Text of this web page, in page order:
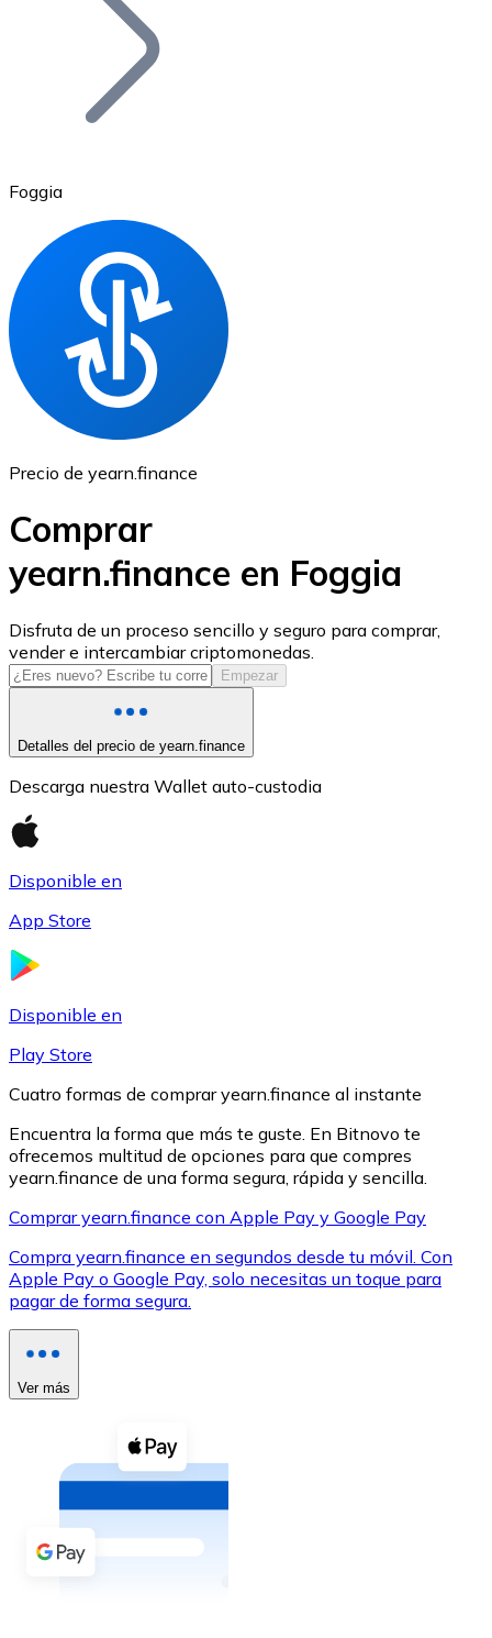
Ethereum
ETH
USD Coin
USDC
XRP
XRP
Ver todo
Compra criptomonedas con efectivo en tu tienda más
Comprar con efectivo
Transferencia SEPA
Foggia
Precio de yearn.finance
Comprar
yearn.finance en Foggia
Disfruta de un proceso sencillo y seguro para comprar,
vender e intercambiar criptomonedas.
Empezar
Detalles del precio de yearn.finance
Descarga nuestra Wallet auto-custodia
Disponible en
App Store
Disponible en
Play Store
Cuatro formas de comprar yearn.finance al instante
Encuentra la forma que más te guste. En Bitnovo te
ofrecemos multitud de opciones para que compres
yearn.finance de una forma segura, rápida y sencilla.
Comprar yearn.finance con Apple Pay y Google Pay
Compra yearn.finance en segundos desde tu móvil. Con
Apple Pay o Google Pay, solo necesitas un toque para
pagar de forma segura.
Ver más